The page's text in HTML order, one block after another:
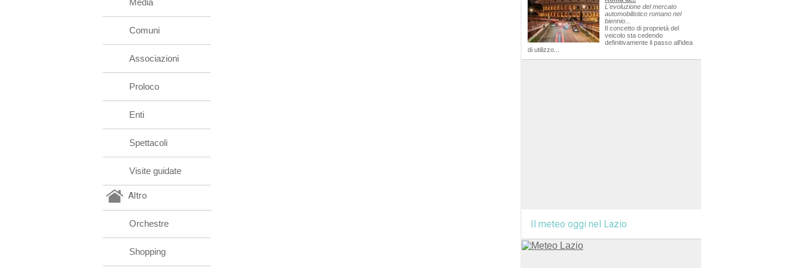
Media
Comuni
Associazioni
Proloco
Enti
Spettacoli
Visite guidate
Altro
Orchestre
Shopping
L'evoluzione del mercato
automobilistico romano nel
biennio...
Il concetto di proprietà del
veicolo sta cedendo
definitivamente il passo all'idea
di utilizzo...
Il meteo oggi nel Lazio